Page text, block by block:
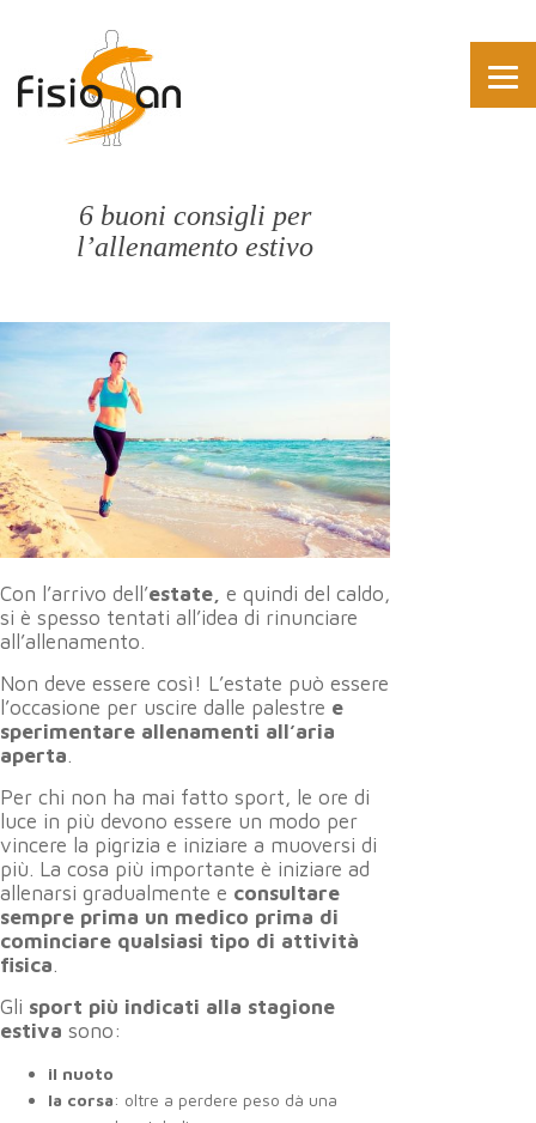
6 buoni consigli per
l’allenamento estivo
Con l’arrivo dell’estate, e quindi del caldo,
si è spesso tentati all’idea di rinunciare
all’allenamento.
Non deve essere così! L’estate può essere
l’occasione per uscire dalle palestre e
sperimentare allenamenti all’aria
aperta.
Per chi non ha mai fatto sport, le ore di
luce in più devono essere un modo per
vincere la pigrizia e iniziare a muoversi di
più. La cosa più importante è iniziare ad
allenarsi gradualmente e consultare
sempre prima un medico prima di
cominciare qualsiasi tipo di attività
fisica.
Gli sport più indicati alla stagione
estiva sono:
il nuoto
la corsa: oltre a perdere peso dà una